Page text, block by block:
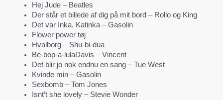
Hej Jude – Beatles
Der står et billede af dig på mit bord – Rollo og King
Det var Inka, Katinka – Gasolin
Flower power tøj
Hvalborg – Shu-bi-dua
Be-bop-a-lulaDavis – Vincent
Det blir jo nok endnu en sang – Tue West
Kvinde min – Gasolin
Sexbomb – Tom Jones
Isnt’t she lovely – Stevie Wonder